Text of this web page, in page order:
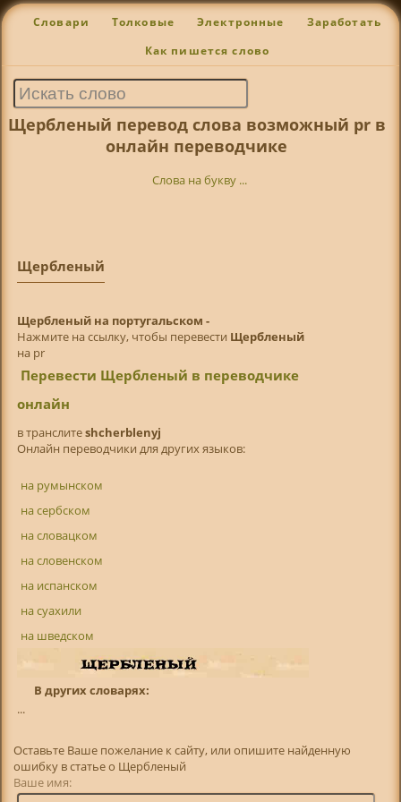
Словари Толковые Электронные Заработать
Как пишется слово
Щербленый перевод слова возможный pr в
онлайн переводчике
Слова на букву ...
Щербленый
Щербленый на португальском -
Нажмите на ссылку, чтобы перевести Щербленый
на pr
Перевести Щербленый в переводчике
онлайн
в транслитeshcherblenyj
Онлайн переводчики для других языков:
на румынском
на сербском
на словацком
на словенском
на испанском
на суахили
на шведском
В других словарях:
...
Оставьте Ваше пожелание к сайту, или опишите найденную
ошибку в статье о Щербленый
Ваше имя: